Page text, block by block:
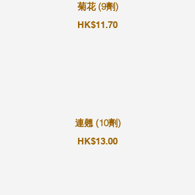
菊花 (9劑)
HK$11.70
連翹 (10劑)
HK$13.00